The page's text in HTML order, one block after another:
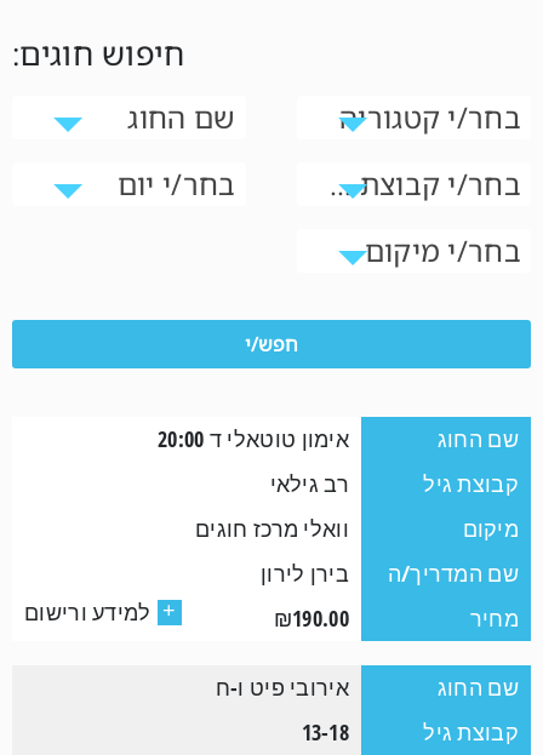
:חיפוש חוגים
בחר/י קטגוריה
שם החוג
בחר/י קבוצת גיל
בחר/י יום
בחר/י מיקום
+ למידע ורישום ₪190.00 מחיר
בירן לירון שם המדריך/ה
וואלי מרכז חוגים מיקום
רב גילאי קבוצת גיל
אימון טוטאלי ד 20:00 שם החוג
13-18 קבוצת גיל
אירובי פיט ו-ח שם החוג